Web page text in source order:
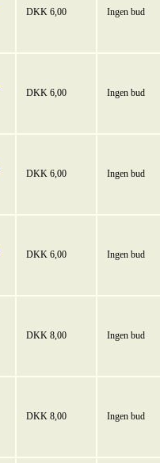
DKK 6,00 Ingen bud
DKK 6,00 Ingen bud
DKK 6,00 Ingen bud
DKK 6,00 Ingen bud
DKK 8,00 Ingen bud
DKK 8,00 Ingen bud